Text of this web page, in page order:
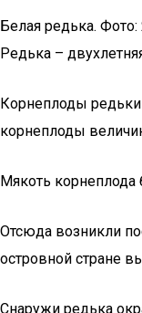
Белая редька.
Редька –
Корнеплоды
корнеплоды
Мякоть корнеплода
Отсюда возникли
островной стране
Снаружи редька